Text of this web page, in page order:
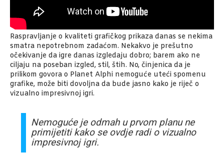
Raspravljanje o kvaliteti grafičkog prikaza danas se nekima
smatra nepotrebnom zadaćom. Nekakvo je prešutno
očekivanje da igre danas izgledaju dobro; barem ako ne
ciljaju na poseban izgled, stil, štih. No, činjenica da je
prilikom govora o Planet Alphi nemoguće uteći spomenu
grafike, može biti dovoljna da bude jasno kako je riječ o
vizualno impresivnoj igri.
Nemoguće je odmah u prvom planu ne
primijetiti kako se ovdje radi o vizualno
impresivnoj igri.